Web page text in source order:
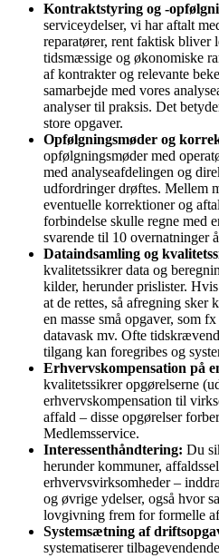
Kontraktstyring og -
serviceydelser, vi har aftalt
reparatører, rent faktisk bliver
tidsmæssige og økonomiske
af kontrakter og relevante
samarbejde med vores
analyser til praksis. Det
store opgaver.
Opfølgningsmøder og
opfølgningsmøder med
med analyseafdelingen og
udfordringer drøftes. Mellem
eventuelle korrektioner og
forbindelse skulle regne med
svarende til 10 overnatninger
Dataindsamling og
kvalitetssikrer data og
kilder, herunder prislister.
at de rettes, så afregning
en masse små opgaver, som
datavask mv. Ofte
tilgang kan foregribes og
Erhvervskompensation på
kvalitetssikrer opgørelserne
erhvervskompensation til
affald – disse opgørelser
Medlemsservice.
Interessenthåndtering: Du
herunder kommuner,
erhvervsvirksomheder –
og øvrige ydelser, også hvor
lovgivning frem for formelle
Systemsætning af
systematiserer